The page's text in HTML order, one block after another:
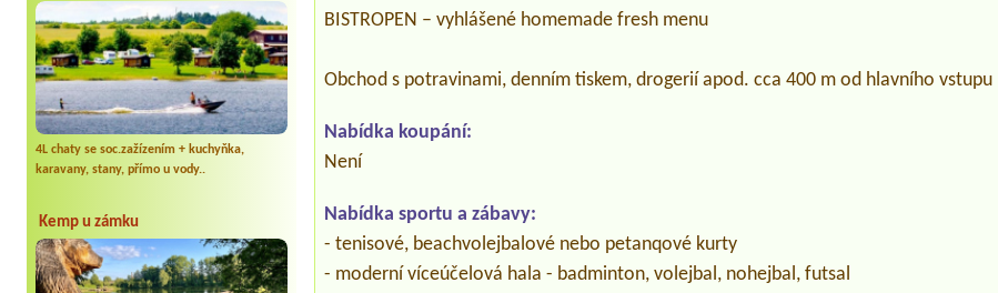
4L chaty se soc.zažízením + kuchyňka,
karavany, stany, přímo u vody..
Kemp u zámku
BISTROPEN – vyhlášené homemade fresh menu
Obchod s potravinami, denním tiskem, drogerií apod. cca 400 m od hlavního vstupu
Nabídka koupání:
Není
Nabídka sportu a zábavy:
- tenisové, beachvolejbalové nebo petanqové kurty
- moderní víceúčelová hala - badminton, volejbal, nohejbal, futsal